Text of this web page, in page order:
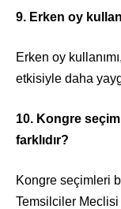
9. Erken oy
Erken oy
etkisiyle daha
10. Kongre
farklıdır?
Kongre seçimleri
Temsilciler